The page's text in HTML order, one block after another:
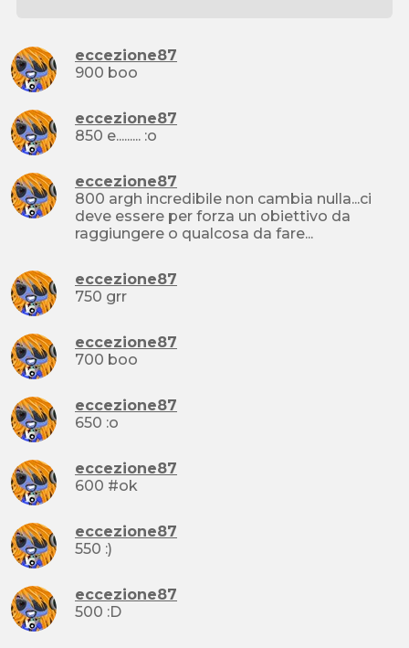
eccezione87
900 boo
eccezione87
850 e......... :o
eccezione87
800 argh incredibile non cambia nulla...ci
deve essere per forza un obiettivo da
raggiungere o qualcosa da fare...
eccezione87
750 grr
eccezione87
700 boo
eccezione87
650 :o
eccezione87
600 #ok
eccezione87
550 :)
eccezione87
500 :D